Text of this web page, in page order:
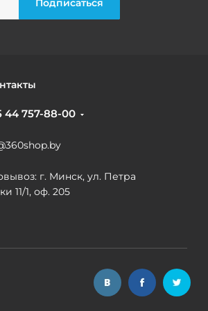
44 757-88-00
г. Минск, ул. Петра
11/1, оф. 205